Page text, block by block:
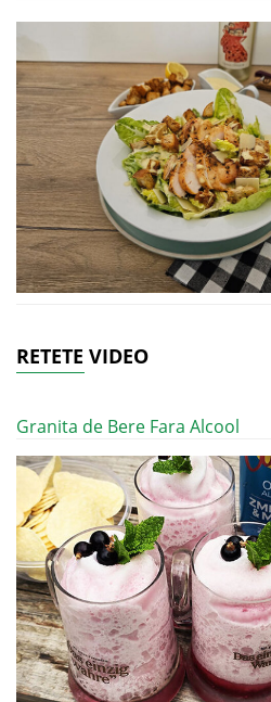
RETETE VIDEO
Granita de Bere Fara Alcool